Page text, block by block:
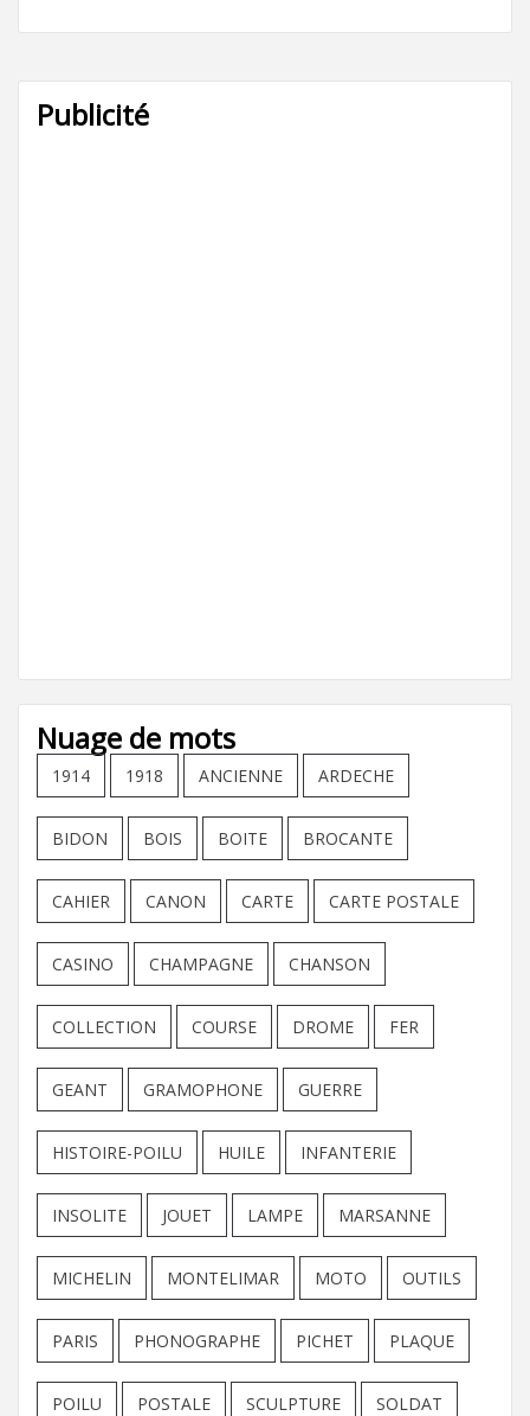
Publicité
Nuage de mots
1914 1918 ANCIENNE ARDECHE
BIDON BOIS BOITE BROCANTE
CAHIER CANON CARTE CARTE POSTALE
CASINO CHAMPAGNE CHANSON
COLLECTION COURSE DROME FER
GEANT GRAMOPHONE GUERRE
HISTOIRE-POILU HUILE INFANTERIE
INSOLITE JOUET LAMPE MARSANNE
MICHELIN MONTELIMAR MOTO OUTILS
PARIS PHONOGRAPHE PICHET PLAQUE
POILU POSTALE SCULPTURE SOLDAT